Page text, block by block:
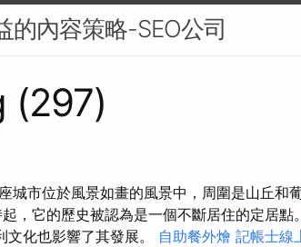
的內容策略-SEO公司
(297)
城市位於風景如畫的風景中，周圍是山丘和
，它的歷史被認為是一個不斷居住的定居點
化也影響了其發展。
自助餐外燴 記帳士線